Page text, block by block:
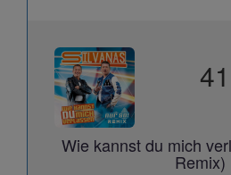
41
Wie kannst du mich
Remix)